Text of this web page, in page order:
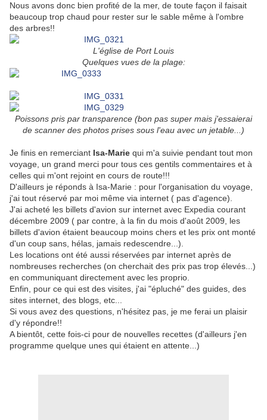
Nous avons donc bien profité de la mer, de toute façon il faisait
beaucoup trop chaud pour rester sur le sable même à l'ombre
des arbres!!
L'église de Port Louis
Quelques vues de la plage:
Poissons pris par transparence (bon pas super mais j'essaierai
de scanner des photos prises sous l'eau avec un jetable...)
Je finis en remerciant Isa-Marie qui m'a suivie pendant tout mon
voyage, un grand merci pour tous ces gentils commentaires et à
celles qui m'ont rejoint en cours de route!!!
D'ailleurs je réponds à Isa-Marie : pour l'organisation du voyage,
j'ai tout réservé par moi même via internet ( pas d'agence).
J'ai acheté les billets d'avion sur internet avec Expedia courant
décembre 2009 ( par contre, à la fin du mois d'août 2009, les
billets d'avion étaient beaucoup moins chers et les prix ont monté
d'un coup sans, hélas, jamais redescendre...).
Les locations ont été aussi réservées par internet après de
nombreuses recherches (on cherchait des prix pas trop élevés...)
en communiquant directement avec les proprio.
Enfin, pour ce qui est des visites, j'ai "épluché" des guides, des
sites internet, des blogs, etc...
Si vous avez des questions, n'hésitez pas, je me ferai un plaisir
d'y répondre!!
A bientôt, cette fois-ci pour de nouvelles recettes (d'ailleurs j'en
programme quelque unes qui étaient en attente...)